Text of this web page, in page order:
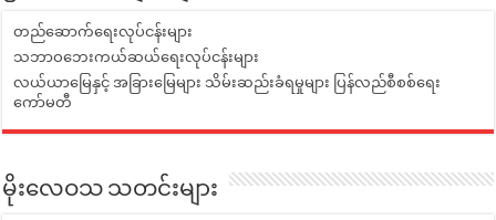
တည်ဆောက်ရေးလုပ်ငန်းများ
သဘာဝဘေးကယ်ဆယ်ရေးလုပ်ငန်းများ
လယ်ယာမြေနှင့် အခြားမြေများ သိမ်းဆည်းခံရမှုများ ပြန်လည်စီစစ်ရေး
ကော်မတီ
မိုးလေဝသ သတင်းများ